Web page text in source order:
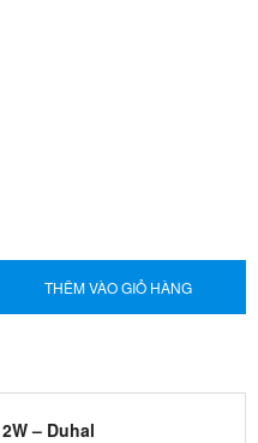
THÊM VÀO GIỎ HÀNG
– Duhal